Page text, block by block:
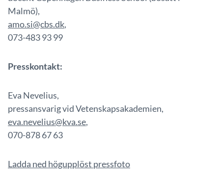
Malmö),
amo.si@cbs.dk,
073-483 93 99
Presskontakt:
Eva Nevelius,
pressansvarig vid Vetenskapsakademien,
eva.nevelius@kva.se,
070-878 67 63
Ladda ned högupplöst pressfoto